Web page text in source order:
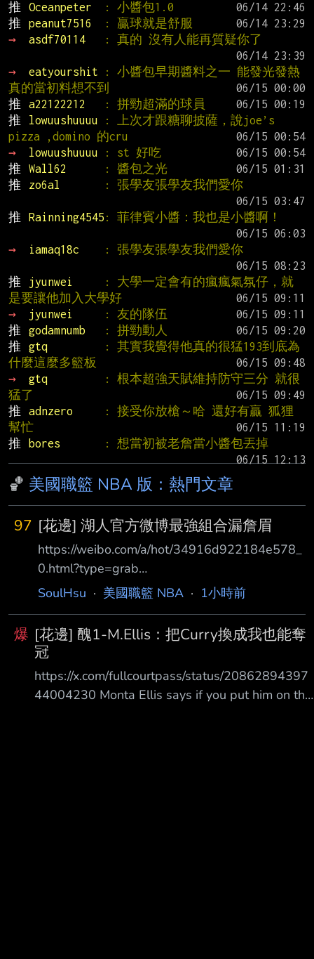
推
Oceanpeter : 小醬包1.0
推
peanut7516 : 贏球就是舒服
→
asdf70114
: 真的 沒有人能再質疑你了
→
eatyourshit
: 小醬包早期醬料之一 能發光發熱
真的當初料想不到
推
a22122212 : 拼勁超滿的球員
推
lowuushuuuu
: 上次才跟糖聊披薩，說joe’s
pizza ,domino 的cru
→
lowuushuuuu : st 好吃
推
Wall62 : 醬包之光
推
zo6al
: 張學友張學友我們愛你
推
Rainning4545 : 菲律賓小醬：我也是小醬啊！
→
iamaq18c
: 張學友張學友我們愛你
推
jyunwei
: 大學一定會有的瘋瘋氣氛仔，就
是要讓他加入大學好
→
jyunwei : 友的隊伍
推
godamnumb : 拼勁動人
推
gtq
: 其實我覺得他真的很猛193到底為
什麼這麼多籃板
→
gtq
: 根本超強天賦維持防守三分 就很
猛了
推
adnzero
: 接受你放槍～哈 還好有贏 狐狸
幫忙
推
bores
: 想當初被老詹當小醬包丟掉
🏀 美國職籃 NBA 版：熱門文章
97 [花邊] 湖人官方微博最強組合漏詹眉
https://weibo.com/a/hot/34916d922184e578_
0.html?type=grab
https://www.facebook.com/share/p/1Af7euCY4
奪第17冠雙人組被跳過，詹姆斯8年1冠 2026年
8月7日，Los Angeles Lakers（洛杉磯湖人）官
方微博發布“隊史偉大雙人組”主 題盤點。配文稱
“有些組合靠時間沉澱經典，有些組合以冠軍鑄
就傳奇”，依次羅列了 M agic Johnson
SoulHsu · 美國職籃 NBA · 1小時前
爆 [花邊] 醜1-M.Ellis：把Curry換成我也能奪
冠
https://x.com/fullcourtpass/status/20862894397
44004230 Monta Ellis says if you put him on the